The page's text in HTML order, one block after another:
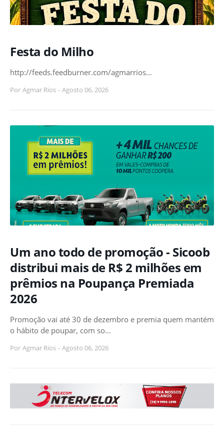
Festa do Milho
http://feeds.feedburner.com/agmarrios…
Por Agmar Rios - Agosto 06, 2026
Um ano todo de promoção - Sicoob
distribui mais de R$ 2 milhões em
prêmios na Poupança Premiada
2026
Promoção vai até 30 de dezembro e premia quem mantém
o hábito de poupar, com so…
Por Agmar Rios - Agosto 06, 2026